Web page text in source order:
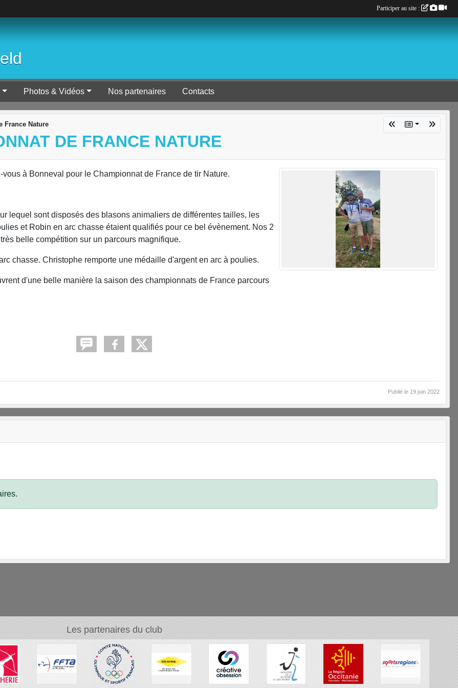
Photos & Vidéos Nos partenaires Contacts
France Nature
DE FRANCE NATURE
à Bonneval pour le Championnat de France de tir Nature.
lequel sont disposés des blasons animaliers de différentes tailles, les
et Robin en arc chasse étaient qualifiés pour ce bel évènement. Nos 2
belle compétition sur un parcours magnifique.
chasse. Christophe remporte une médaille d'argent en arc à poulies.
d'une belle manière la saison des championnats de France parcours
Publié le 19 juin 2022
Les partenaires du club
Participer au site :